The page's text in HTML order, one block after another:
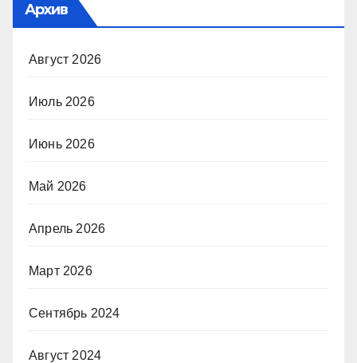
Архив
Август 2026
Июль 2026
Июнь 2026
Май 2026
Апрель 2026
Март 2026
Сентябрь 2024
Август 2024